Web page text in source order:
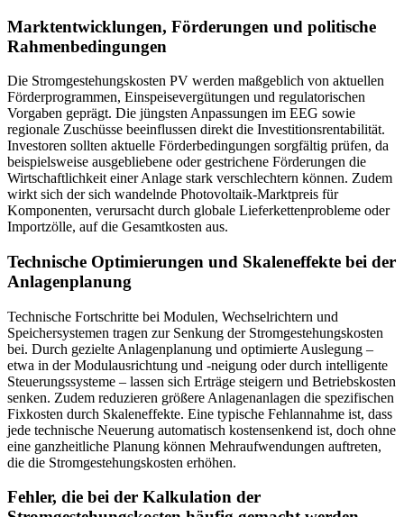
Marktentwicklungen, Förderungen und politische
Rahmenbedingungen
Die Stromgestehungskosten PV werden maßgeblich von aktuellen
Förderprogrammen, Einspeisevergütungen und regulatorischen
Vorgaben geprägt. Die jüngsten Anpassungen im EEG sowie
regionale Zuschüsse beeinflussen direkt die Investitionsrentabilität.
Investoren sollten aktuelle Förderbedingungen sorgfältig prüfen, da
beispielsweise ausgebliebene oder gestrichene Förderungen die
Wirtschaftlichkeit einer Anlage stark verschlechtern können. Zudem
wirkt sich der sich wandelnde Photovoltaik-Marktpreis für
Komponenten, verursacht durch globale Lieferkettenprobleme oder
Importzölle, auf die Gesamtkosten aus.
Technische Optimierungen und Skaleneffekte bei der
Anlagenplanung
Technische Fortschritte bei Modulen, Wechselrichtern und
Speichersystemen tragen zur Senkung der Stromgestehungskosten
bei. Durch gezielte Anlagenplanung und optimierte Auslegung –
etwa in der Modulausrichtung und -neigung oder durch intelligente
Steuerungssysteme – lassen sich Erträge steigern und Betriebskosten
senken. Zudem reduzieren größere Anlagenanlagen die spezifischen
Fixkosten durch Skaleneffekte. Eine typische Fehlannahme ist, dass
jede technische Neuerung automatisch kostensenkend ist, doch ohne
eine ganzheitliche Planung können Mehraufwendungen auftreten,
die die Stromgestehungskosten erhöhen.
Fehler, die bei der Kalkulation der